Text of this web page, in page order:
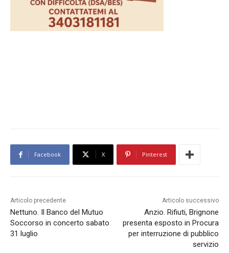
Facebook X Pinterest
Articolo precedente
Nettuno. Il Banco del Mutuo
Soccorso in concerto sabato
31 luglio
Articolo successivo
Anzio. Rifiuti, Brignone
presenta esposto in Procura
per interruzione di pubblico
servizio